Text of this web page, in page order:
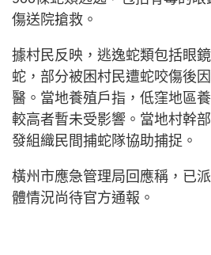
傷送院搶救。
據村民反映，逃逸蛇類包括眼
蛇，部分被困村民遭蛇咬傷後
醫。當地養殖戶指，低窪地區
較高者暫未受影響。當地村幹
發組織民間捕蛇隊協助捕捉。
橫州市應急管理局回應稱，已
體情況尚待官方通報。